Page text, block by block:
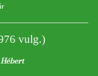
vulg.)